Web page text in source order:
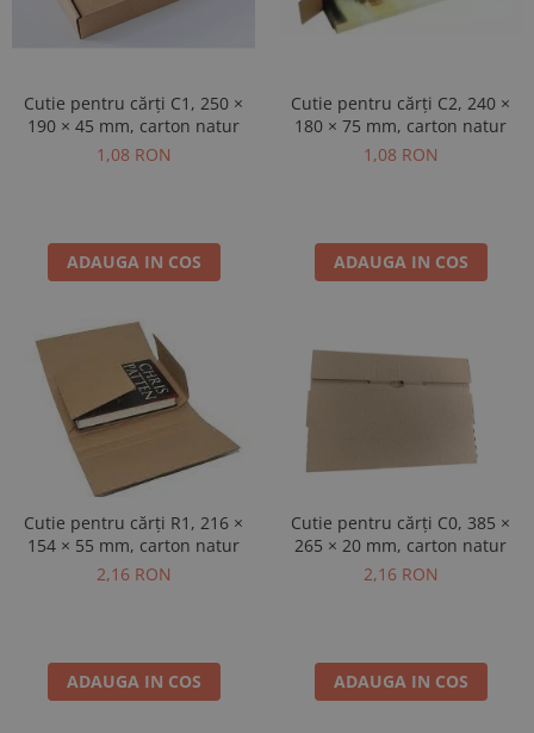
Cutie pentru cărți C1, 250 ×
190 × 45 mm, carton natur
1,08 RON
ADAUGA IN COS
Cutie pentru cărți C2, 240 ×
180 × 75 mm, carton natur
1,08 RON
ADAUGA IN COS
Cutie pentru cărți R1, 216 ×
154 × 55 mm, carton natur
2,16 RON
ADAUGA IN COS
Cutie pentru cărți C0, 385 ×
265 × 20 mm, carton natur
2,16 RON
ADAUGA IN COS